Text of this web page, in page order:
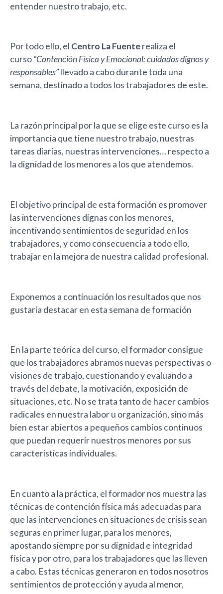
entender nuestro trabajo, etc.
Por todo ello, el Centro La Fuenterealiza el
curso“Contención Física y Emocional: cuidados dignos y
responsables”llevado a cabo durante toda una
semana, destinado a todos los trabajadores de este.
La razón principal por la que se elige este curso es la
importancia que tiene nuestro trabajo, nuestras
tareas diarias, nuestras intervenciones… respecto a
la dignidad de los menores a los que atendemos.
El objetivo principal de esta formación es promover
las intervenciones dignas con los menores,
incentivando sentimientos de seguridad en los
trabajadores, y como consecuencia a todo ello,
trabajar en la mejora de nuestra calidad profesional.
Exponemos a continuación los resultados que nos
gustaría destacar en esta semana de formación
En la parte teórica del curso, el formador consigue
que los trabajadores abramos nuevas perspectivas o
visiones de trabajo, cuestionando y evaluando a
través del debate, la motivación, exposición de
situaciones, etc. No se trata tanto de hacer cambios
radicales en nuestra labor u organización, sino más
bien estar abiertos a pequeños cambios continuos
que puedan requerir nuestros menores por sus
características individuales.
En cuanto a la práctica, el formador nos muestra las
técnicas de contención física más adecuadas para
que las intervenciones en situaciones de crisis sean
seguras en primer lugar, para los menores,
apostando siempre por su dignidad e integridad
física y por otro, para los trabajadores que las lleven
a cabo. Estas técnicas generaron en todos nosotros
sentimientos de protección y ayuda al menor,